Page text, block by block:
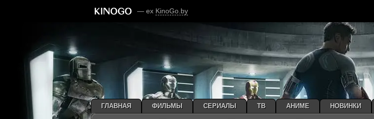
— ex KinoGo.by
ГЛАВНАЯ ФИЛЬМЫ СЕРИАЛЫ ТВ АНИМЕ НОВИНКИ